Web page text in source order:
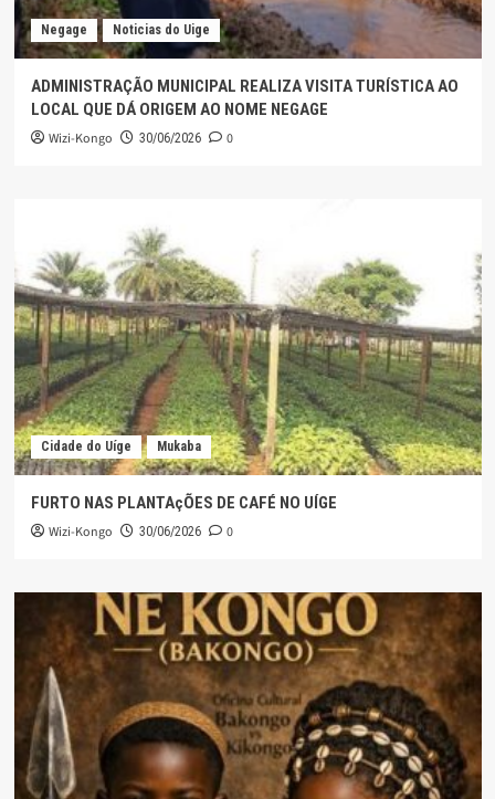
Negage Noticias do Uige
ADMINISTRAÇÃO MUNICIPAL REALIZA VISITA TURÍSTICA AO
LOCAL QUE DÁ ORIGEM AO NOME NEGAGE
Wizi-Kongo 30/06/2026 0
Cidade do Uíge Mukaba
FURTO NAS PLANTAçÕES DE CAFÉ NO UÍGE
Wizi-Kongo 30/06/2026 0